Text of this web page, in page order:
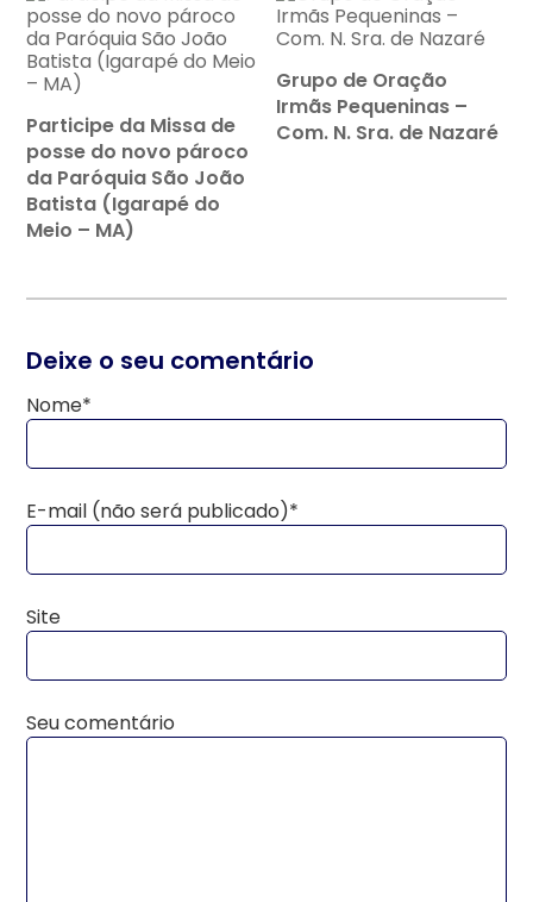
Participe da Missa de
posse do novo pároco
da Paróquia São João
Batista (Igarapé do
Meio – MA)
Grupo de Oração
Irmãs Pequeninas –
Com. N. Sra. de Nazaré
Deixe o seu comentário
Nome*
E-mail (não será publicado)*
Site
Seu comentário